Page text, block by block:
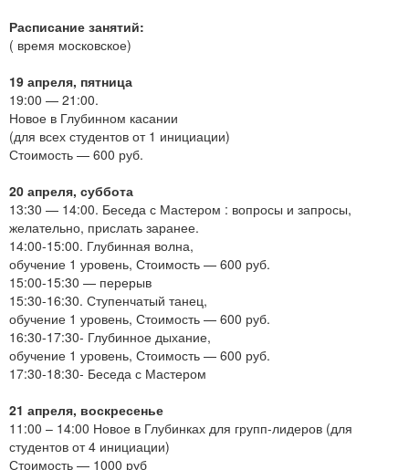
Расписание занятий:
( время московское)
19 апреля, пятница
19:00 — 21:00.
Новое в Глубинном касании
(для всех студентов от 1 инициации)
Стоимость — 600 руб.
20 апреля, суббота
13:30 — 14:00. Беседа с Мастером : вопросы и запросы,
желательно, прислать заранее.
14:00-15:00. Глубинная волна,
обучение 1 уровень, Стоимость — 600 руб.
15:00-15:30 — перерыв
15:30-16:30. Ступенчатый танец,
обучение 1 уровень, Стоимость — 600 руб.
16:30-17:30- Глубинное дыхание,
обучение 1 уровень, Стоимость — 600 руб.
17:30-18:30- Беседа с Мастером
21 апреля, воскресенье
11:00 – 14:00 Новое в Глубинках для групп-лидеров (для
студентов от 4 инициации)
Стоимость — 1000 руб